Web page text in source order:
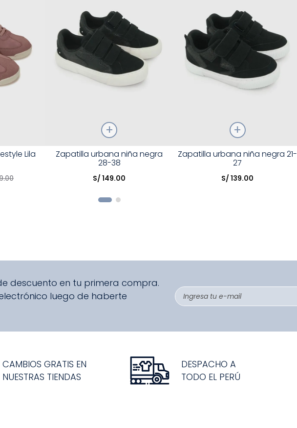
Lila
.00
Talla
Elige una opción
Zapatilla urbana niña negra
28-38
S/ 149.00
Talla
Elige una opción
Zapatilla urbana niña negra 21-
27
S/ 139.00
descuento en tu primera compra.
luego de haberte
CAMBIOS GRATIS EN
NUESTRAS TIENDAS
DESPACHO A
TODO EL PERÚ